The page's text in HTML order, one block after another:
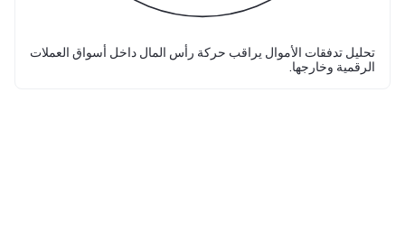
تحليل تدفقات الأموال يراقب حركة رأس المال داخل أسواق العملات
الرقمية وخارجها.